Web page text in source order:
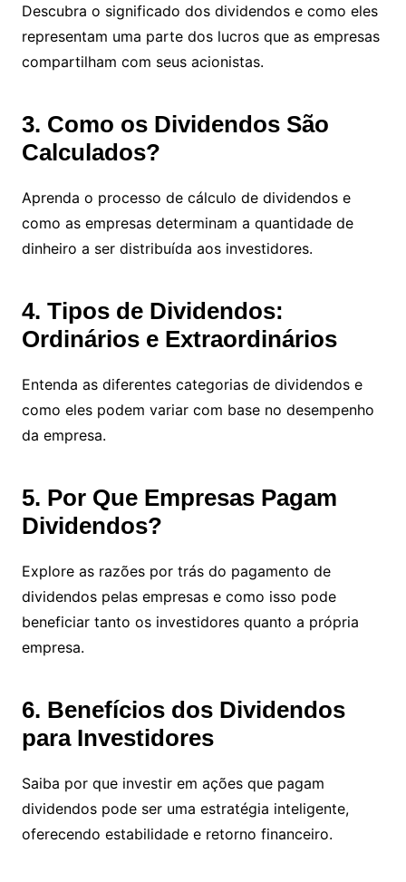
Descubra o significado dos dividendos e como eles
representam uma parte dos lucros que as empresas
compartilham com seus acionistas.
3. Como os Dividendos São
Calculados?
Aprenda o processo de cálculo de dividendos e
como as empresas determinam a quantidade de
dinheiro a ser distribuída aos investidores.
4. Tipos de Dividendos:
Ordinários e Extraordinários
Entenda as diferentes categorias de dividendos e
como eles podem variar com base no desempenho
da empresa.
5. Por Que Empresas Pagam
Dividendos?
Explore as razões por trás do pagamento de
dividendos pelas empresas e como isso pode
beneficiar tanto os investidores quanto a própria
empresa.
6. Benefícios dos Dividendos
para Investidores
Saiba por que investir em ações que pagam
dividendos pode ser uma estratégia inteligente,
oferecendo estabilidade e retorno financeiro.